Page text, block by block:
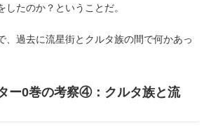
したのか？ということだ。
、過去に流星街とクルタ族の間で何かあっ
ー0巻の考察④：クルタ族と流